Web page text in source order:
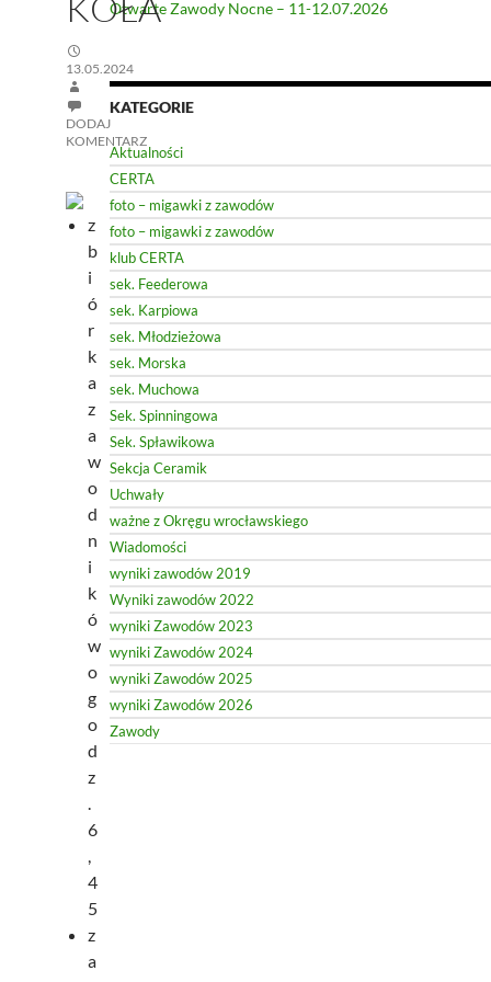
13.05.2024
DODAJ
KOMENTARZ
z
b
i
ó
r
k
a
z
a
w
o
d
n
i
k
ó
w
o
g
o
d
z
.
6
,
4
5
z
a
Otwarte Zawody Nocne – 11-12.07.2026
KATEGORIE
Aktualności
CERTA
foto – migawki z zawodów
foto – migawki z zawodów
klub CERTA
sek. Feederowa
sek. Karpiowa
sek. Młodzieżowa
sek. Morska
sek. Muchowa
Sek. Spinningowa
Sek. Spławikowa
Sekcja Ceramik
Uchwały
ważne z Okręgu wrocławskiego
Wiadomości
wyniki zawodów 2019
Wyniki zawodów 2022
wyniki Zawodów 2023
wyniki Zawodów 2024
wyniki Zawodów 2025
wyniki Zawodów 2026
Zawody